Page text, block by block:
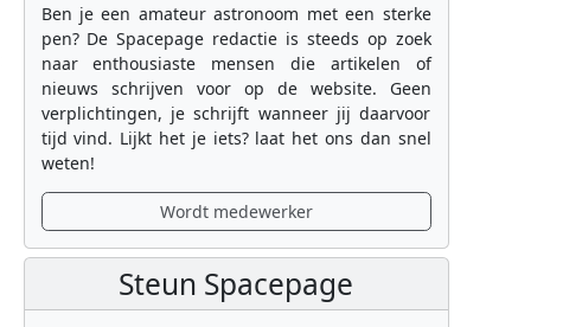
Ben je een amateur astronoom met een sterke
pen? De Spacepage redactie is steeds op zoek
naar enthousiaste mensen die artikelen of
nieuws schrijven voor op de website. Geen
verplichtingen, je schrijft wanneer jij daarvoor
tijd vind. Lijkt het je iets? laat het ons dan snel
weten!
Wordt medewerker
Steun Spacepage